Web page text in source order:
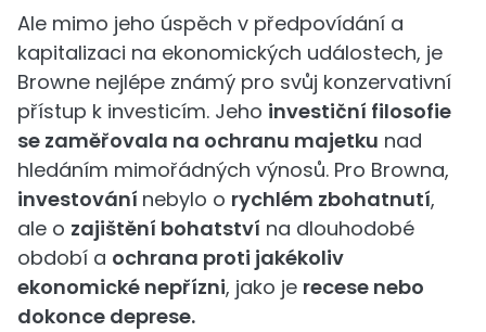
Ale mimo jeho úspěch v předpovídání a
kapitalizaci na ekonomických událostech, je
Browne nejlépe známý pro svůj konzervativní
přístup k investicím. Jeho investiční filosofie
se zaměřovala na ochranu majetku nad
hledáním mimořádných výnosů. Pro Browna,
investování nebylo o rychlém zbohatnutí,
ale o zajištění bohatství na dlouhodobé
období a ochrana proti jakékoliv
ekonomické nepřízni, jako je recese nebo
dokonce deprese.